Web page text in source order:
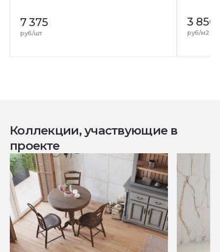
7 375
руб/шт
3 850
руб/м2
Коллекции, участвующие в
проекте